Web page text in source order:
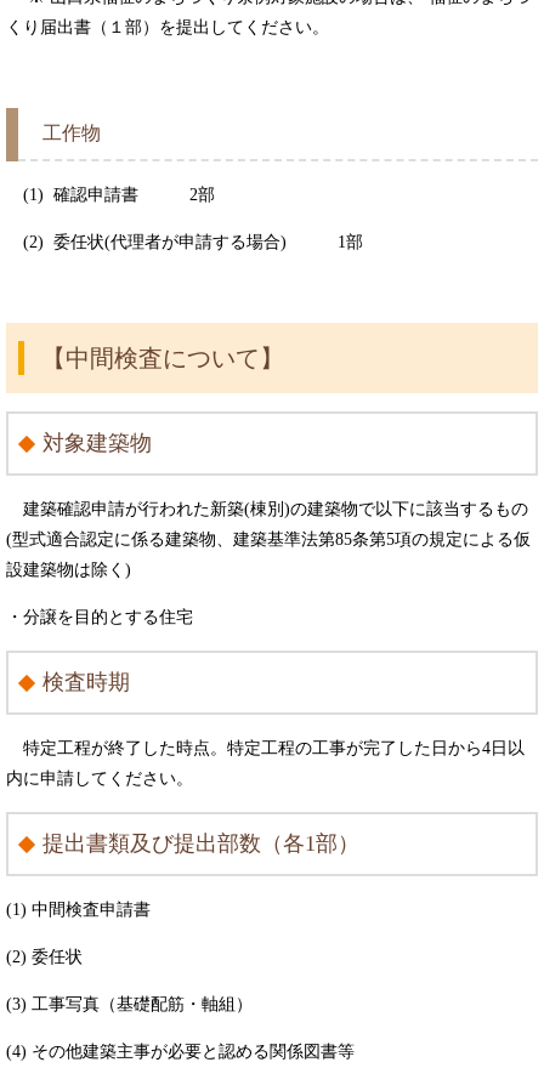
くり届出書（１部）を提出してください。
工作物
(1) 確認申請書 2部
(2) 委任状(代理者が申請する場合) 1部
【中間検査について】
対象建築物
建築確認申請が行われた新築(棟別)の建築物で以下に該当するもの
(型式適合認定に係る建築物、建築基準法第85条第5項の規定による仮
設建築物は除く)
・分譲を目的とする住宅
検査時期
特定工程が終了した時点。特定工程の工事が完了した日から4日以
内に申請してください。
提出書類及び提出部数（各1部）
(1) 中間検査申請書
(2) 委任状
(3) 工事写真（基礎配筋・軸組）
(4) その他建築主事が必要と認める関係図書等